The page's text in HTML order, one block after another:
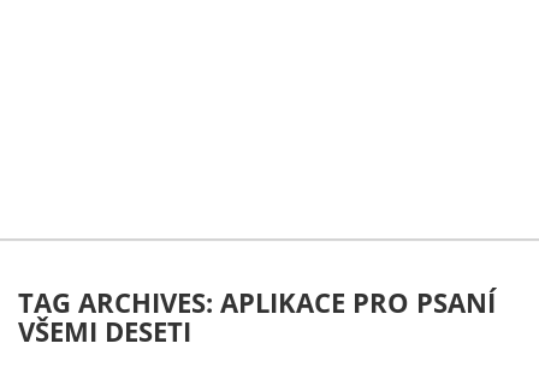
TAG ARCHIVES: APLIKACE PRO PSANÍ
VŠEMI DESETI